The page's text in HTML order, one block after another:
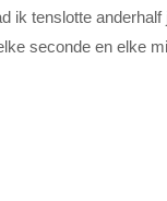
ik tenslotte
seconde en elke